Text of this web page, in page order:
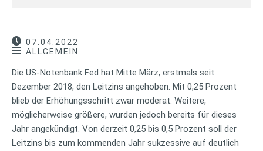
07.04.2022
ALLGEMEIN
Die US-Notenbank Fed hat Mitte März, erstmals seit
Dezember 2018, den Leitzins angehoben. Mit 0,25 Prozent
blieb der Erhöhungsschritt zwar moderat. Weitere,
möglicherweise größere, wurden jedoch bereits für dieses
Jahr angekündigt. Von derzeit 0,25 bis 0,5 Prozent soll der
Leitzins bis zum kommenden Jahr sukzessive auf deutlich